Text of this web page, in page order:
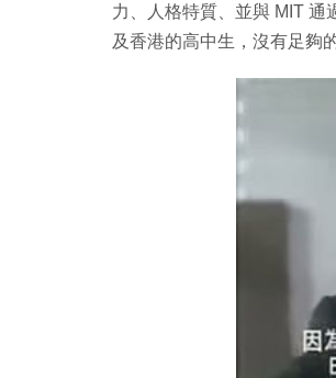
力、人格特質、並與 MIT 通
及香港的高中生，沒有足夠